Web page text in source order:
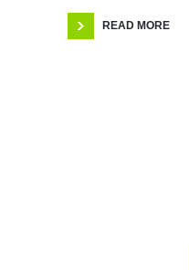
READ MORE